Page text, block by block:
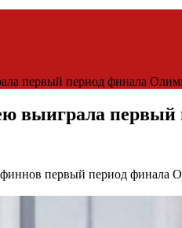
первый период финала
выиграла
первый период финала